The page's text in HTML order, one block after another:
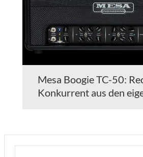
Mesa Boogie TC-50:
Konkurrent aus den